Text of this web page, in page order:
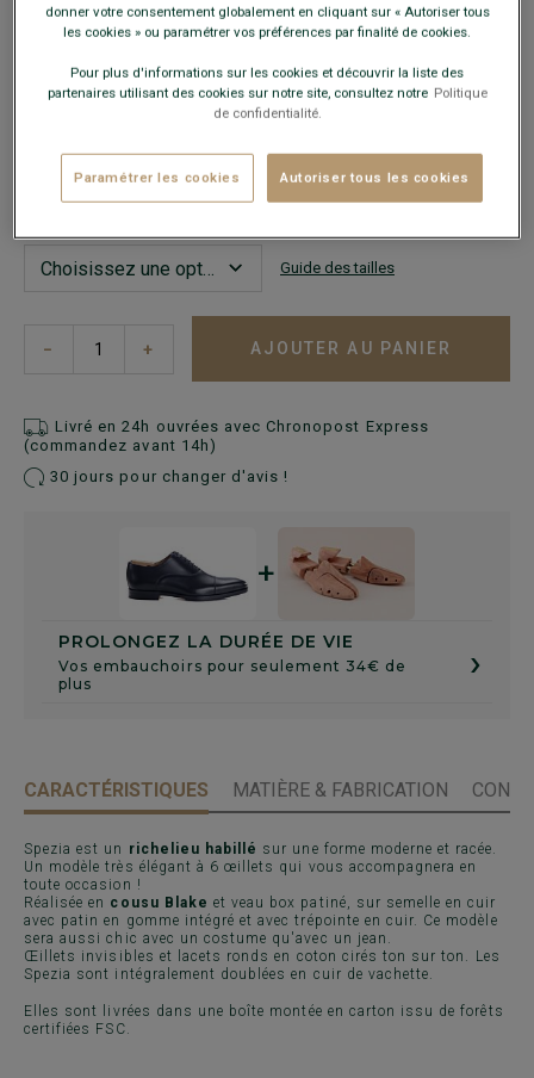
COULEURS DISPONIBLES
En cas d'hésitation, choisir la pointure en-dessous de votre
pointure habituelle.
Guide des tailles
− + AJOUTER AU PANIER
Livré en 24h ouvrées avec Chronopost Express
(commandez avant 14h)
30 jours pour changer d'avis !
PROLONGEZ LA DURÉE DE VIE
Vos embauchoirs pour seulement 34€ de
plus
›
+
CARACTÉRISTIQUES MATIÈRE & FABRICATION
Spezia est un richelieu habillé sur une forme moderne et racée.
Un modèle très élégant à 6 œillets qui vous accompagnera en
toute occasion !
Réalisée en cousu Blake et veau box patiné, sur semelle en cuir
avec patin en gomme intégré et avec trépointe en cuir. Ce modèle
sera aussi chic avec un costume qu'avec un jean.
Œillets invisibles et lacets ronds en coton cirés ton sur ton. Les
Spezia sont intégralement doublées en cuir de vachette.
Elles sont livrées dans une boîte montée en carton issu de forêts
certifiées FSC.
donner votre consentement globalement en cliquant sur « Autoriser tous
les cookies » ou paramétrer vos préférences par finalité de cookies.
Pour plus d'informations sur les cookies et découvrir la liste des
partenaires utilisant des cookies sur notre site, consultez notre Politique
de confidentialité.
Paramétrer les cookies Autoriser tous les cookies